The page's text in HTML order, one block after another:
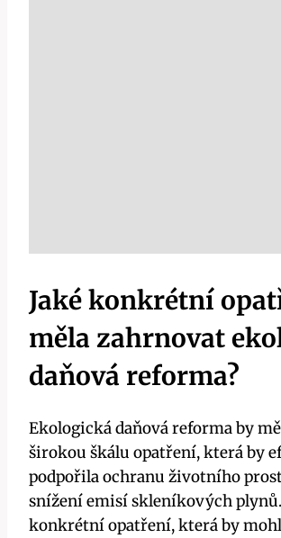
Jaké konkrétní
měla zahrnovat
daňová reforma?
Ekologická daňová reforma by
širokou škálu opatření, která by
podpořila ochranu životního
snížení emisí skleníkových
konkrétní opatření, která by